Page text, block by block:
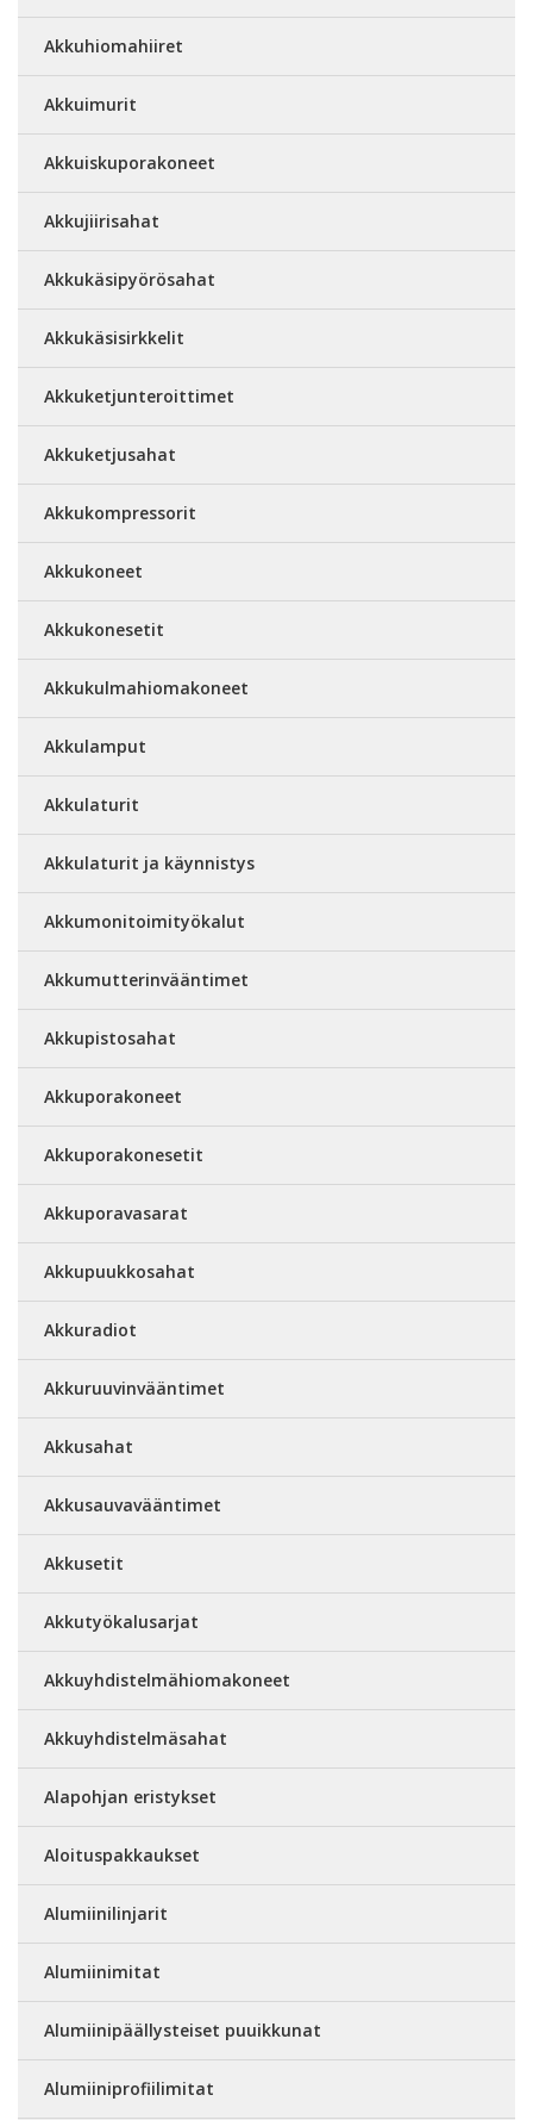
Akkuhiomahiiret
Akkuimurit
Akkuiskuporakoneet
Akkujiirisahat
Akkukäsipyörösahat
Akkukäsisirkkelit
Akkuketjunteroittimet
Akkuketjusahat
Akkukompressorit
Akkukoneet
Akkukonesetit
Akkukulmahiomakoneet
Akkulamput
Akkulaturit
Akkulaturit ja käynnistys
Akkumonitoimityökalut
Akkumutterinvääntimet
Akkupistosahat
Akkuporakoneet
Akkuporakonesetit
Akkuporavasarat
Akkupuukkosahat
Akkuradiot
Akkuruuvinvääntimet
Akkusahat
Akkusauvavääntimet
Akkusetit
Akkutyökalusarjat
Akkuyhdistelmähiomakoneet
Akkuyhdistelmäsahat
Alapohjan eristykset
Aloituspakkaukset
Alumiinilinjarit
Alumiinimitat
Alumiinipäällysteiset puuikkunat
Alumiiniprofiilimitat